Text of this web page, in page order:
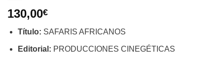
130,00€
Título: SAFARIS AFRICANOS
Editorial: PRODUCCIONES CINEGÉTICAS